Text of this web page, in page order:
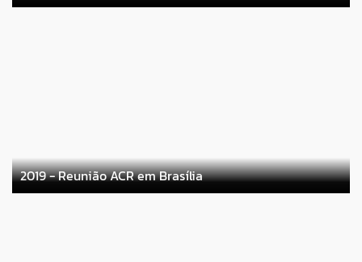
2019 - Reunião ACR em Brasília